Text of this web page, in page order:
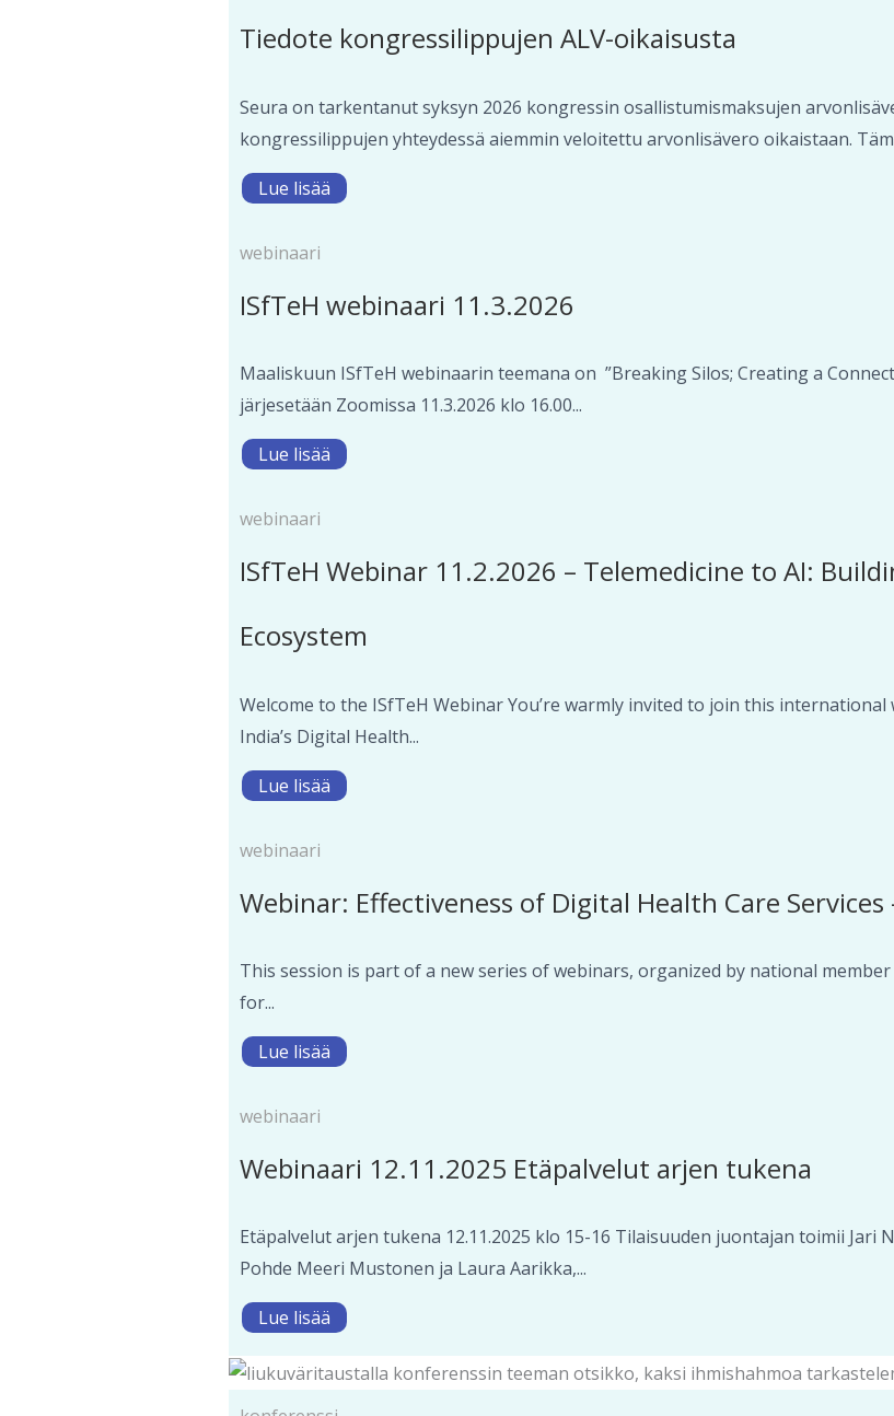
Tiedote kongressilippujen ALV-oikaisusta
Seura on tarkentanut syksyn 2026 kongressin osallistumismaksujen
kongressilippujen yhteydessä aiemmin veloitettu arvonlisävero oikaistaan.
Lue lisää
webinaari
ISfTeH webinaari 11.3.2026
Maaliskuun ISfTeH webinaarin teemana on ”Breaking Silos; Creating a
järjesetään Zoomissa 11.3.2026 klo 16.00...
Lue lisää
webinaari
ISfTeH Webinar 11.2.2026 – Telemedicine to AI:
Ecosystem
Welcome to the ISfTeH Webinar You’re warmly invited to join this international
India’s Digital Health...
Lue lisää
webinaari
Webinar: Effectiveness of Digital Health Care
This session is part of a new series of webinars, organized by national
for...
Lue lisää
webinaari
Webinaari 12.11.2025 Etäpalvelut arjen tukena
Etäpalvelut arjen tukena 12.11.2025 klo 15-16 Tilaisuuden juontajan toimii Jari
Pohde Meeri Mustonen ja Laura Aarikka,...
Lue lisää